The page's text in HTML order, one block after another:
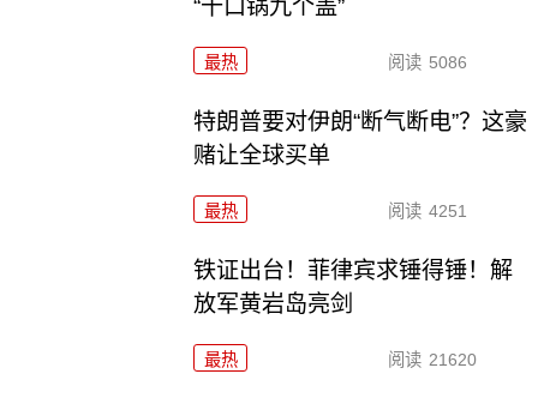
“十口锅九个盖”
最热 阅读 5086
特朗普要对伊朗“断气断电”？这豪
赌让全球买单
最热 阅读 4251
铁证出台！菲律宾求锤得锤！解
放军黄岩岛亮剑
最热 阅读 21620